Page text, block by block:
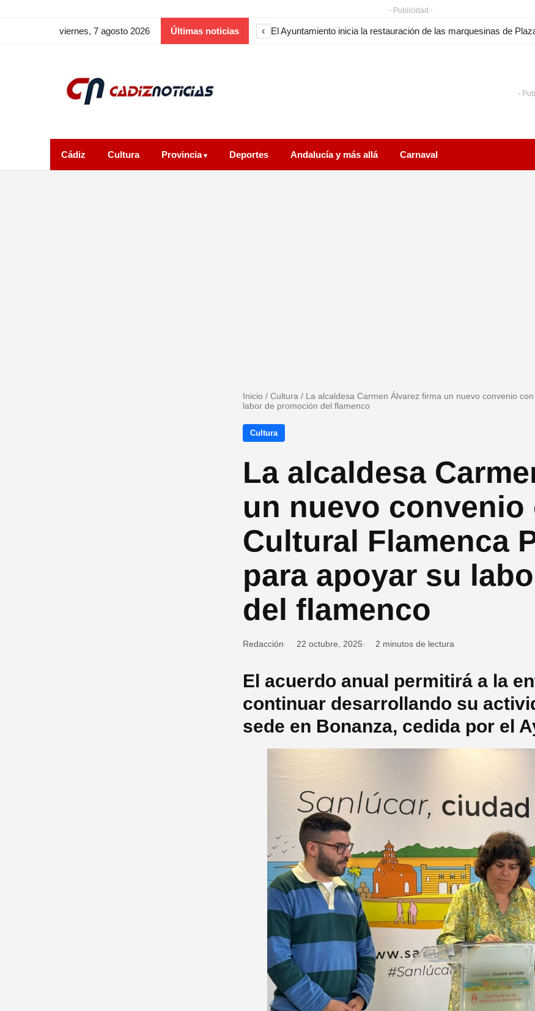
- Publicidad -
viernes, 7 agosto 2026 Últimas noticias ‹
-
Cádiz Cultura Provincia Deportes Andalucía y más allá Carnaval
Inicio / Cultura / La alcaldesa Carmen Álvarez firma un nuevo convenio
labor de promoción del flamenco
Cultura
La alcaldesa
un nuevo convenio
Cultural Flamenca
para apoyar su
del flamenco
Redacción 22 octubre, 2025 2 minutos de lectura
El acuerdo anual permitirá a la
continuar desarrollando su
sede en Bonanza, cedida por el